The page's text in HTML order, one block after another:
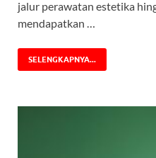
jalur perawatan estetika
mendapatkan …
SELENGKAPNYA...